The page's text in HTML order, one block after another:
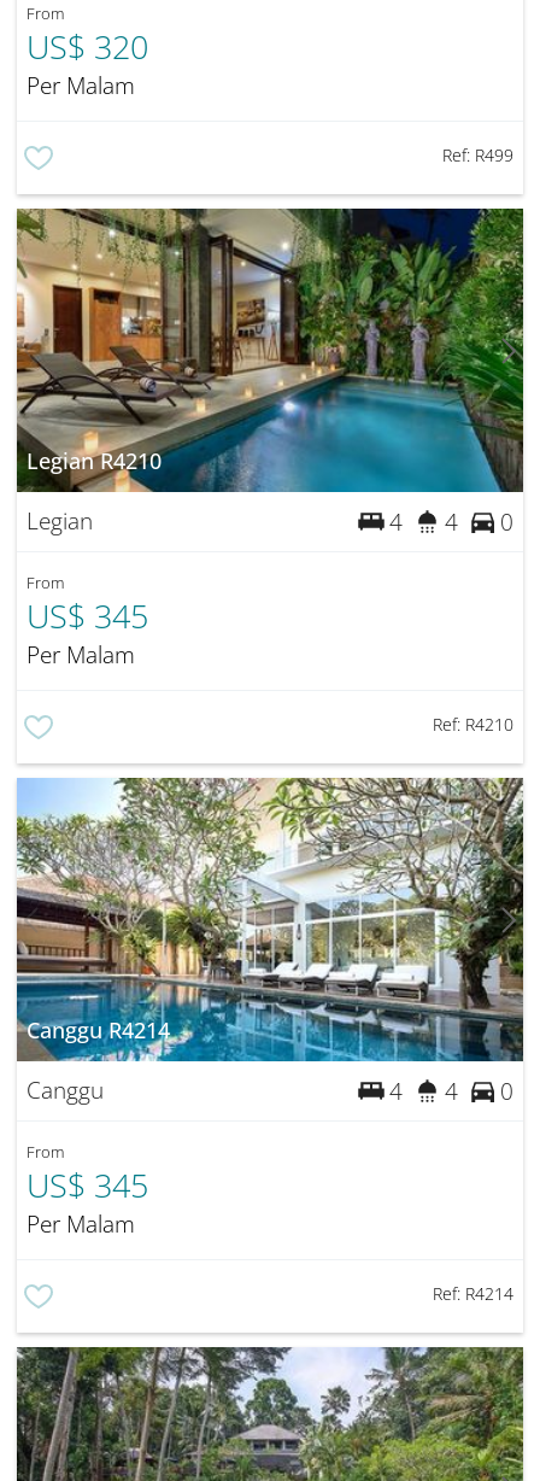
From
US$ 320
Per Malam
Ref: R499
Legian R4210
Legian 4 4 0
From
US$ 345
Per Malam
Ref: R4210
Canggu R4214
Canggu 4 4 0
From
US$ 345
Per Malam
Ref: R4214